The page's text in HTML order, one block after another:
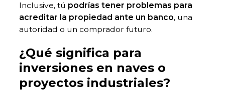
Inclusive, tú podrías tener problemas para
acreditar la propiedad ante un banco, una
autoridad o un comprador futuro.
¿Qué significa para
inversiones en naves o
proyectos industriales?